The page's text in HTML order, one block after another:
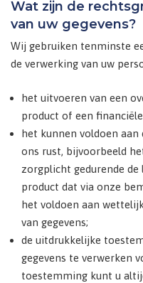
Wat zijn de
van uw gegevens?
Wij gebruiken tenminste
de verwerking van uw
het uitvoeren van een
product of een
het kunnen voldoen
ons rust, bijvoorbeeld
zorgplicht gedurende
product dat via onze
het voldoen aan
van gegevens;
de uitdrukkelijke
gegevens te verwerken
toestemming kunt u